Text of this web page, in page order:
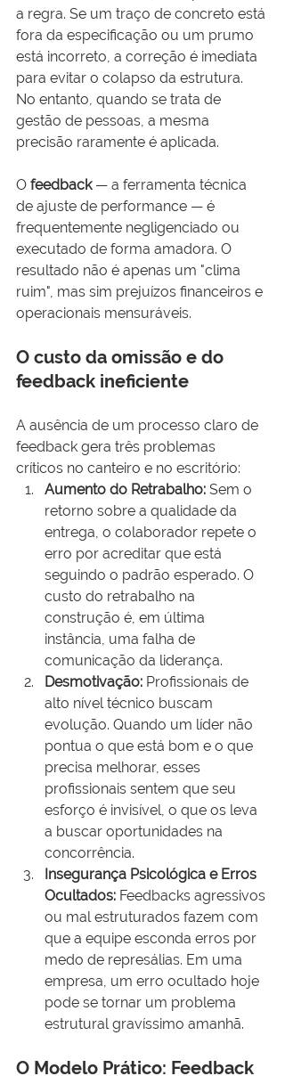
a regra. Se um traço de concreto está
fora da especificação ou um prumo
está incorreto, a correção é imediata
para evitar o colapso da estrutura.
No entanto, quando se trata de
gestão de pessoas, a mesma
precisão raramente é aplicada.
O feedback — a ferramenta técnica
de ajuste de performance — é
frequentemente negligenciado ou
executado de forma amadora. O
resultado não é apenas um "clima
ruim", mas sim prejuízos financeiros e
operacionais mensuráveis.
O custo da omissão e do
feedback ineficiente
A ausência de um processo claro de
feedback gera três problemas
críticos no canteiro e no escritório:
Aumento do Retrabalho: Sem o
retorno sobre a qualidade da
entrega, o colaborador repete o
erro por acreditar que está
seguindo o padrão esperado. O
custo do retrabalho na
construção é, em última
instância, uma falha de
comunicação da liderança.
Desmotivação: Profissionais de
alto nível técnico buscam
evolução. Quando um líder não
pontua o que está bom e o que
precisa melhorar, esses
profissionais sentem que seu
esforço é invisível, o que os leva
a buscar oportunidades na
concorrência.
Insegurança Psicológica e Erros
Ocultados: Feedbacks agressivos
ou mal estruturados fazem com
que a equipe esconda erros por
medo de represálias. Em uma
empresa, um erro ocultado hoje
pode se tornar um problema
estrutural gravíssimo amanhã.
O Modelo Prático: Feedback